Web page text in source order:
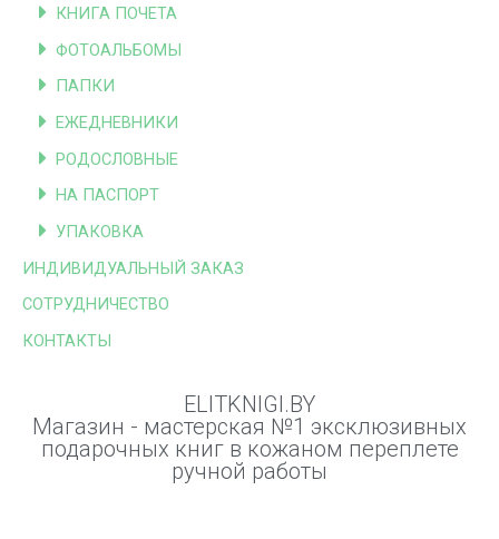
КНИГА ПОЧЕТА
ФОТОАЛЬБОМЫ
ПАПКИ
ЕЖЕДНЕВНИКИ
РОДОСЛОВНЫЕ
НА ПАСПОРТ
УПАКОВКА
ИНДИВИДУАЛЬНЫЙ ЗАКАЗ
СОТРУДНИЧЕСТВО
КОНТАКТЫ
ELITKNIGI.BY
Магазин - мастерская №1 эксклюзивных
подарочных книг в кожаном переплете
ручной работы